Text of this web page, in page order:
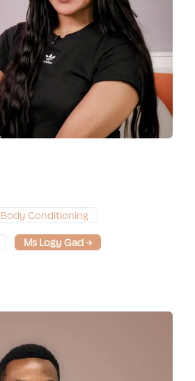
Body Conditioning
Ms Logy Gad→